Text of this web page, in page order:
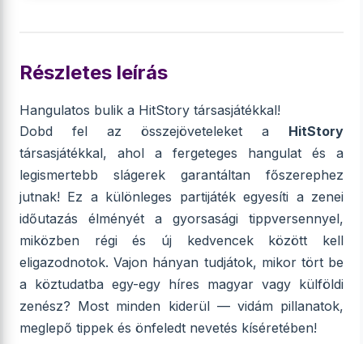
Részletes leírás
Hangulatos bulik a HitStory társasjátékkal!
Dobd fel az összejöveteleket a HitStory
társasjátékkal, ahol a fergeteges hangulat és a
legismertebb slágerek garantáltan főszerephez
jutnak! Ez a különleges partijáték egyesíti a zenei
időutazás élményét a gyorsasági tippversennyel,
miközben régi és új kedvencek között kell
eligazodnotok. Vajon hányan tudjátok, mikor tört be
a köztudatba egy-egy híres magyar vagy külföldi
zenész? Most minden kiderül — vidám pillanatok,
meglepő tippek és önfeledt nevetés kíséretében!